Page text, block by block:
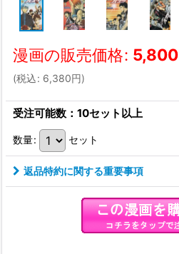
漫画の販売価格: 5,800
(税込: 6,380円)
受注可能数：10セット以上
数量: セット
返品特約に関する重要事項